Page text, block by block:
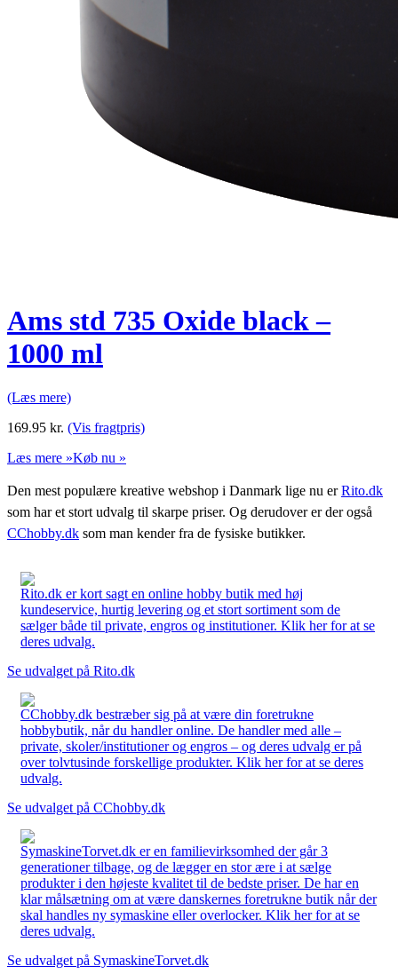
Ams std 735 Oxide black –
1000 ml
(Læs mere)
169.95 kr. (Vis fragtpris)
Læs mere »Køb nu »
Den mest populære kreative webshop i Danmark lige nu erRito.dk
som har et stort udvalg til skarpe priser. Og derudover er der også
CChobby.dk som man kender fra de fysiske butikker.
Rito.dk er kort sagt en online hobby butik med høj
kundeservice, hurtig levering og et stort sortiment som de
sælger både til private, engros og institutioner. Klik her for at se
deres udvalg.
Se udvalget på Rito.dk
CChobby.dk bestræber sig på at være din foretrukne
hobbybutik, når du handler online. De handler med alle –
private, skoler/institutioner og engros – og deres udvalg er på
over tolvtusinde forskellige produkter. Klik her for at se deres
udvalg.
Se udvalget på CChobby.dk
SymaskineTorvet.dk er en familievirksomhed der går 3
generationer tilbage, og de lægger en stor ære i at sælge
produkter i den højeste kvalitet til de bedste priser. De har en
klar målsætning om at være danskernes foretrukne butik når der
skal handles ny symaskine eller overlocker. Klik her for at se
deres udvalg.
Se udvalget på SymaskineTorvet.dk